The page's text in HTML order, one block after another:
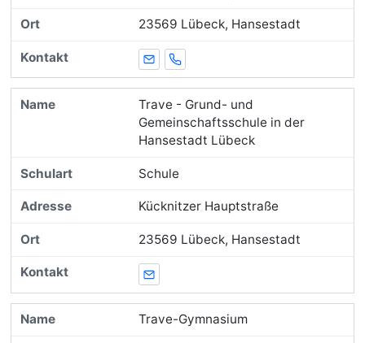
23569 Lübeck, Hansestadt
E-MailTelefon
Trave - Grund- und
Gemeinschaftsschule in der
Hansestadt Lübeck
Schule
Kücknitzer Hauptstraße
23569 Lübeck, Hansestadt
E-Mail
Trave-Gymnasium